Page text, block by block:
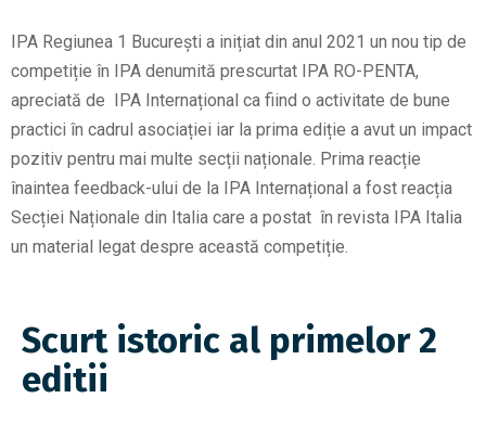
IPA Regiunea 1 București a inițiat din anul 2021 un nou tip de
competiție în IPA denumită prescurtat IPA RO-PENTA,
apreciată de IPA Internațional ca fiind o activitate de bune
practici în cadrul asociației iar la prima ediție a avut un impact
pozitiv pentru mai multe secții naționale. Prima reacție
înaintea feedback-ului de la IPA Internațional a fost reacția
Secției Naționale din Italia care a postat în revista IPA Italia
un material legat despre această competiție.
Scurt istoric al primelor 2
editii